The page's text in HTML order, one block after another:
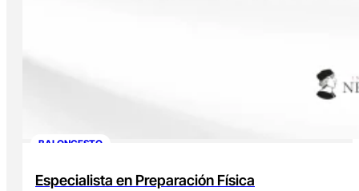
BALONCESTO
Especialista en Preparación Física